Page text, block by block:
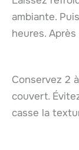
ambiante.
heures.
Conservez 2
couvert.
casse la